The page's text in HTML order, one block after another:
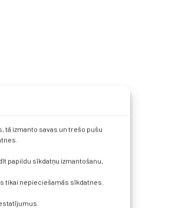
tā izmanto savas un trešo pušu
papildu sīkdatņu izmantošanu,
tikai nepieciešamās sīkdatnes.